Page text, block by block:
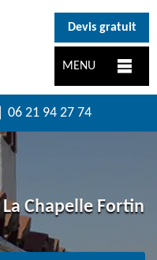
Devis gratuit
MENU
06 21 94 27 74
Chapelle Fortin